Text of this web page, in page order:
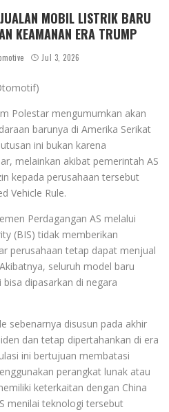
MOBIL LISTRIK BARU
KEAMANAN ERA TRUMP
Jul 3, 2026
Polestar mengumumkan akan
barunya di Amerika Serikat
ini bukan karena
melainkan akibat pemerintah AS
kepada perusahaan tersebut
Vehicle Rule.
Perdagangan AS melalui
(BIS) tidak memberikan
perusahaan tetap dapat menjual
seluruh model baru
dipasarkan di negara
sebenarnya disusun pada akhir
dan tetap dipertahankan di era
ini bertujuan membatasi
perangkat lunak atau
keterkaitan dengan China
menilai teknologi tersebut